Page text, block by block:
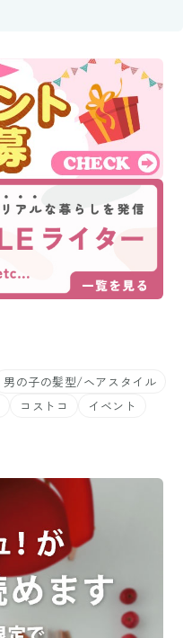
男の子の髪型/ヘアスタイル
コストコ
イベント